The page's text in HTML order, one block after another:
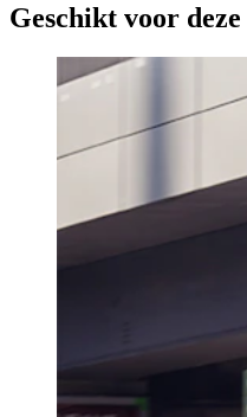
Geschikt voor deze